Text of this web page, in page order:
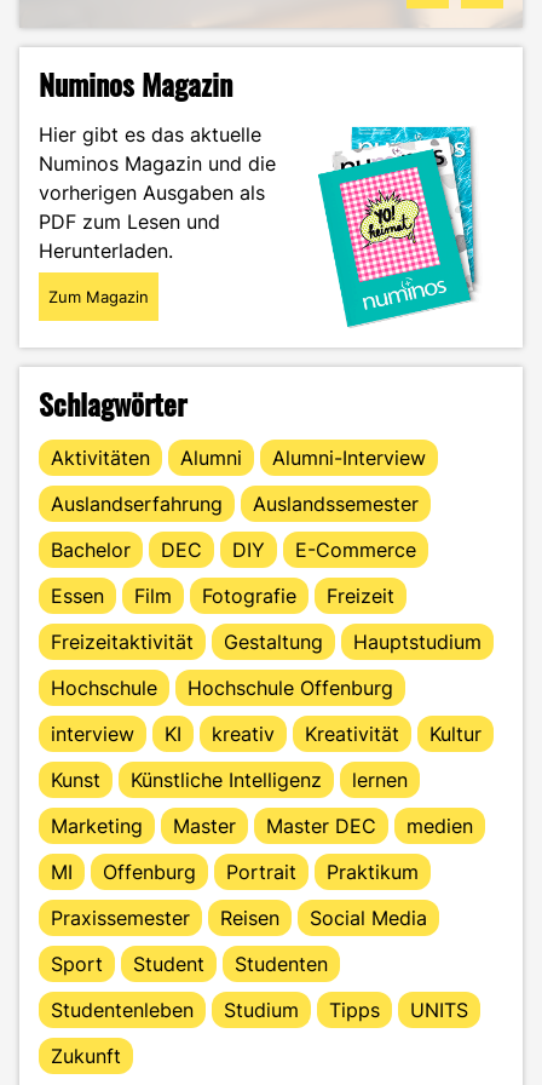
Numinos Magazin
Hier gibt es das aktuelle
Numinos Magazin und die
vorherigen Ausgaben als
PDF zum Lesen und
Herunterladen.
Zum Magazin
Schlagwörter
Aktivitäten Alumni
Alumni-Interview
Auslandserfahrung
Auslandssemester
Bachelor
DEC DIY
E-Commerce
Essen
Film Fotografie
Freizeit
Freizeitaktivität
Gestaltung
Hauptstudium
Hochschule
Hochschule Offenburg
interview
KI kreativ Kreativität
Kultur
Kunst
Künstliche Intelligenz
lernen
Marketing
Master Master DEC
medien
MI
Offenburg Portrait
Praktikum
Praxissemester
Reisen
Social Media
Sport
Student
Studenten
Studentenleben
Studium Tipps
UNITS
Zukunft